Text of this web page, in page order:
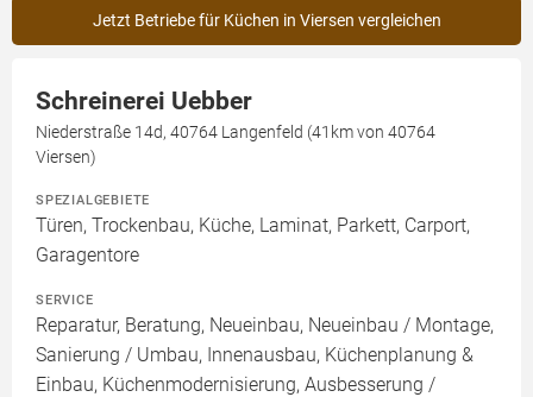
Jetzt Betriebe für Küchen in Viersen vergleichen
Schreinerei Uebber
Niederstraße 14d, 40764 Langenfeld (41km von 40764
Viersen)
SPEZIALGEBIETE
Türen, Trockenbau, Küche, Laminat, Parkett, Carport,
Garagentore
SERVICE
Reparatur, Beratung, Neueinbau, Neueinbau / Montage,
Sanierung / Umbau, Innenausbau, Küchenplanung &
Einbau, Küchenmodernisierung, Ausbesserung /